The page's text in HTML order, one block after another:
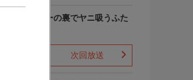
スーパーの裏でヤニ吸うふた
次回放送